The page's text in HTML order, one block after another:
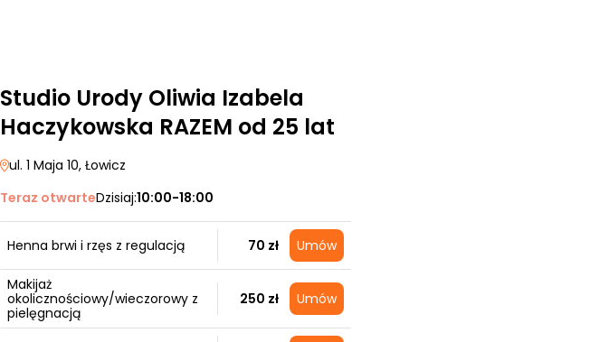
Studio Urody Oliwia Izabela
Haczykowska RAZEM od 25 lat
ul. 1 Maja 10, Łowicz
Teraz otwarteDzisiaj:10:00-18:00
Henna brwi i rzęs z regulacją 70 zł Umów
Makijaż
okolicznościowy/wieczorowy z
pielęgnacją
250 zł Umów